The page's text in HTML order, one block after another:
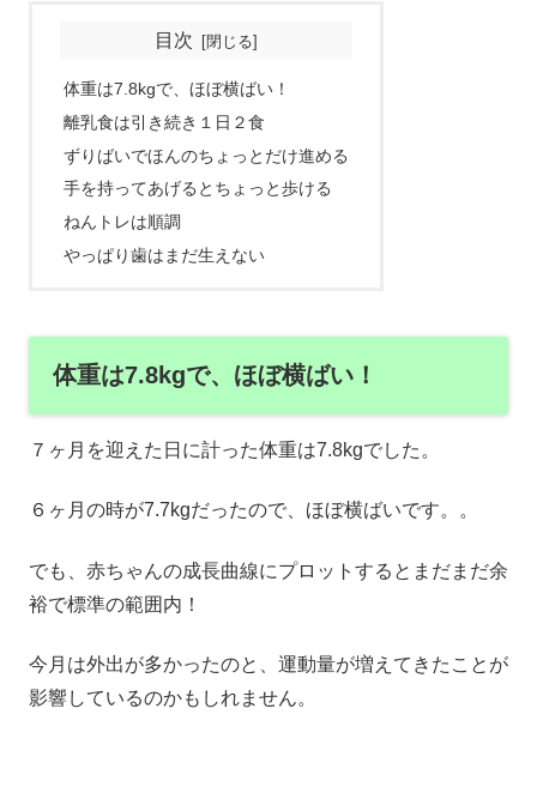
目次
体重は7.8kgで、ほぼ横ばい！
離乳食は引き続き１日２食
ずりばいでほんのちょっとだけ進める
手を持ってあげるとちょっと歩ける
ねんトレは順調
やっぱり歯はまだ生えない
体重は7.8kgで、ほぼ横ばい！
７ヶ月を迎えた日に計った体重は7.8kgでした。
６ヶ月の時が7.7kgだったので、ほぼ横ばいです。。
でも、赤ちゃんの成長曲線にプロットするとまだまだ余
裕で標準の範囲内！
今月は外出が多かったのと、運動量が増えてきたことが
影響しているのかもしれません。